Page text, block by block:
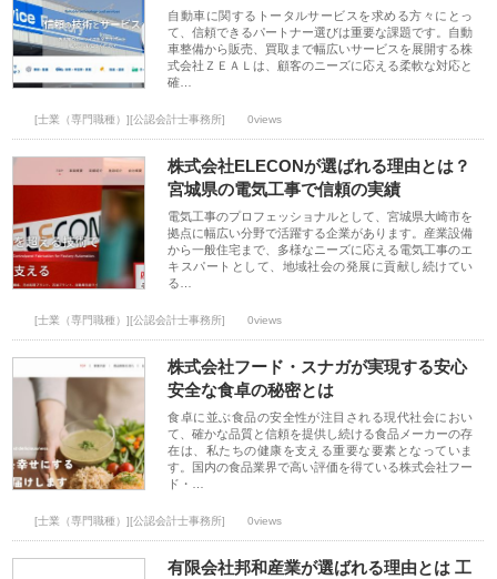
自動車に関するトータルサービスを求める方々にとっ
て、信頼できるパートナー選びは重要な課題です。自動
車整備から販売、買取まで幅広いサービスを展開する株
式会社ＺＥＡＬは、顧客のニーズに応える柔軟な対応と
確…
[士業（専門職種）][公認会計士事務所] 0views
株式会社ELECONが選ばれる理由とは？
宮城県の電気工事で信頼の実績
電気工事のプロフェッショナルとして、宮城県大崎市を
拠点に幅広い分野で活躍する企業があります。産業設備
から一般住宅まで、多様なニーズに応える電気工事のエ
キスパートとして、地域社会の発展に貢献し続けてい
る…
[士業（専門職種）][公認会計士事務所] 0views
株式会社フード・スナガが実現する安心
安全な食卓の秘密とは
食卓に並ぶ食品の安全性が注目される現代社会におい
て、確かな品質と信頼を提供し続ける食品メーカーの存
在は、私たちの健康を支える重要な要素となっていま
す。国内の食品業界で高い評価を得ている株式会社フー
ド・…
[士業（専門職種）][公認会計士事務所] 0views
有限会社邦和産業が選ばれる理由とは 工